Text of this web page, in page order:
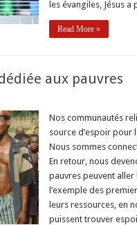
les évangiles, Jésus
Read More »
aux pauvres
Nos communautés
source d’espoir pour
Nous sommes
En retour, nous
pauvres peuvent
l’exemple des
leurs ressources, en
puissent trouver